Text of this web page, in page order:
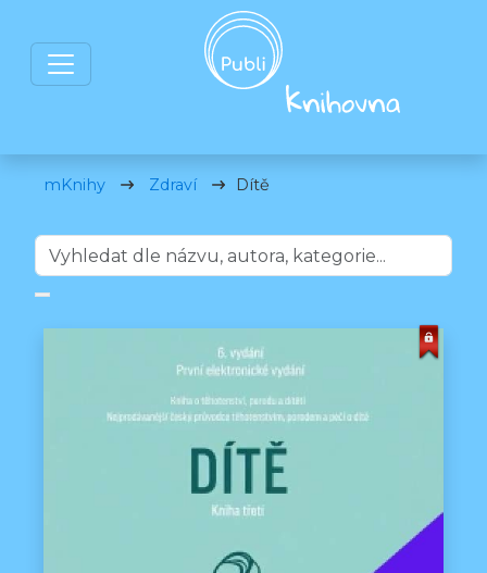
mKnihy Zdraví Dítě